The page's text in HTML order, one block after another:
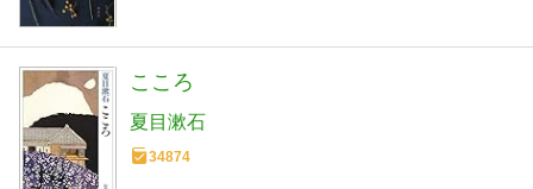
こころ
夏目漱石
34874